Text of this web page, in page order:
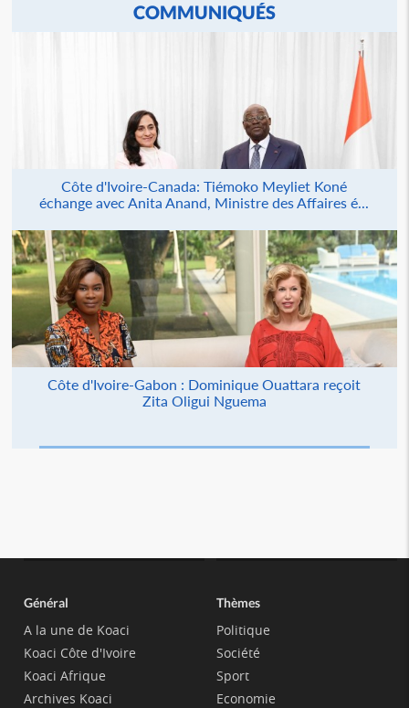
COMMUNIQUÉS
Côte d'Ivoire-Canada: Tiémoko Meyliet Koné
échange avec Anita Anand, Ministre des Affaires é...
Côte d'Ivoire-Gabon : Dominique Ouattara reçoit
Zita Oligui Nguema
Général
A la une de Koaci
Koaci Côte d'Ivoire
Koaci Afrique
Archives Koaci
Thèmes
Politique
Société
Sport
Economie